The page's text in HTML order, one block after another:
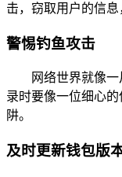
击，窃取用户的信
警惕钓鱼攻击
网络世界就像
录时要像一位细心
阱。
及时更新钱包版